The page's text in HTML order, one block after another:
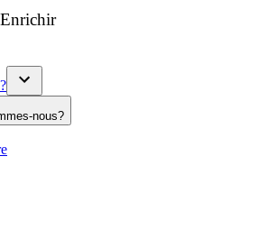
nous?